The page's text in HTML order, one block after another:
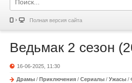
Полная версия сайта
Ведьмак 2 сезон
16-06-2025, 11:30
Драмы / Приключения / Сериалы / Ужасы /